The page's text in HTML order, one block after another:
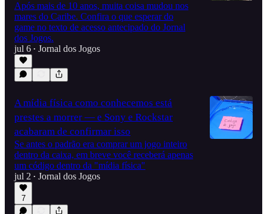
Após mais de 10 anos, muita coisa mudou nos
mares do Caribe. Confira o que esperar do
game no texto de acesso antecipado do Jornal
dos Jogos.
jul 6 • Jornal dos Jogos
A mídia física como conhecemos está
prestes a morrer — e Sony e Rockstar
acabaram de confirmar isso
Se antes o padrão era comprar um jogo inteiro
dentro da caixa, em breve você receberá apenas
um código dentro da "mídia física"
jul 2 • Jornal dos Jogos
7